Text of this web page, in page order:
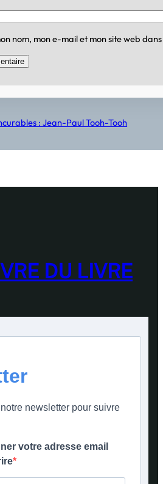
nom, mon e-mail et mon site web
: Jean-Paul Tooh-Tooh
DU LIVRE
newsletter pour suivre
votre adresse email